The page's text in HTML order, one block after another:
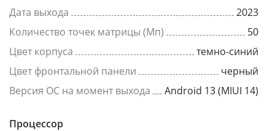
Дата выхода
2023
Количество точек матрицы (Мп)
50
Цвет корпуса
темно-синий
Цвет фронтальной панели
черный
Версия ОС на момент выхода
Android 13 (MIUI 14)
Процессор